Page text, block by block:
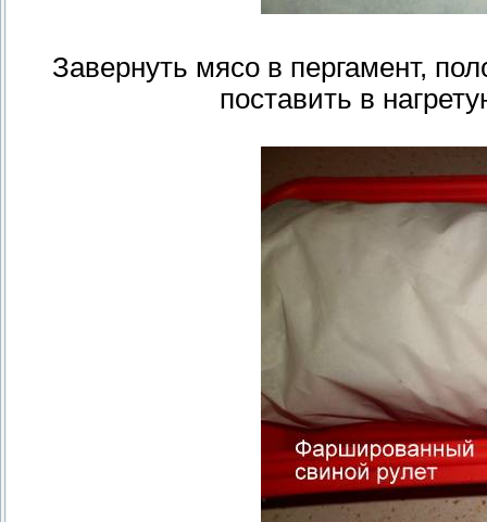
Завернуть мясо в пергамент,
поставить в